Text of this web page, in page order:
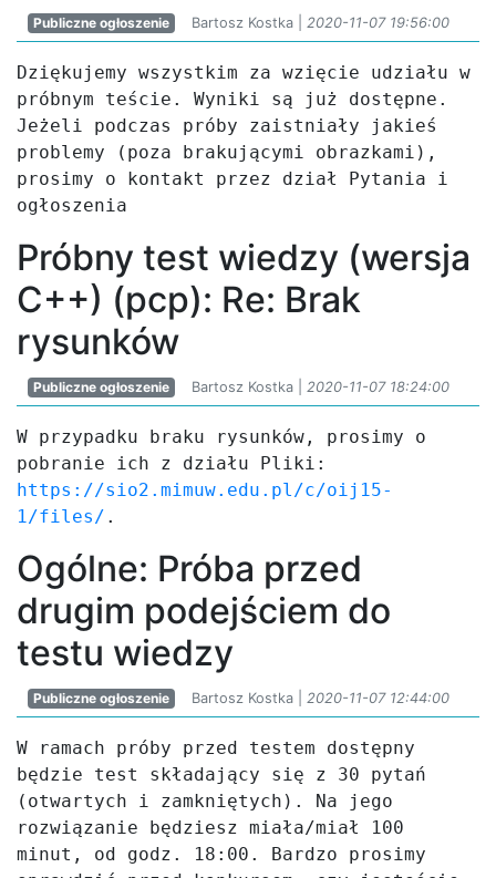
Publiczne ogłoszenie Bartosz Kostka | 2020-11-07 19:56:00
Dziękujemy wszystkim za wzięcie udziału w
próbnym teście. Wyniki są już dostępne.
Jeżeli podczas próby zaistniały jakieś
problemy (poza brakującymi obrazkami),
prosimy o kontakt przez dział Pytania i
ogłoszenia
Próbny test wiedzy (wersja
C++) (pcp): Re: Brak
rysunków
Publiczne ogłoszenie Bartosz Kostka | 2020-11-07 18:24:00
W przypadku braku rysunków, prosimy o
https://sio2.mimuw.edu.pl/c/oij15-
1/files/ .
Ogólne: Próba przed
drugim podejściem do
testu wiedzy
Publiczne ogłoszenie Bartosz Kostka | 2020-11-07 12:44:00
W ramach próby przed testem dostępny
będzie test składający się z 30 pytań
(otwartych i zamkniętych). Na jego
rozwiązanie będziesz miała/miał 100
minut, od godz. 18:00. Bardzo prosimy